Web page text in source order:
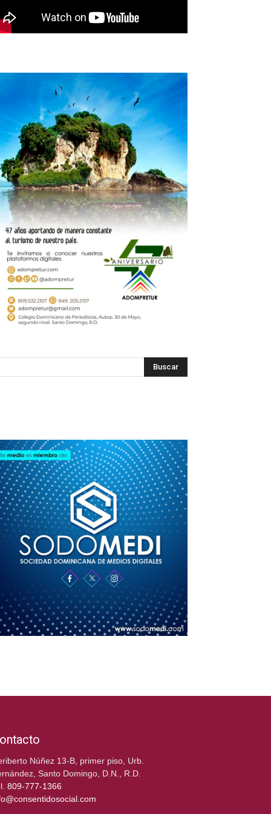
Núñez 13-B, primer piso, Urb.
Santo Domingo, D.N., R.D.
809-777-1366